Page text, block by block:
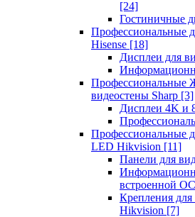
[24]
Гостиничные
Профессиональные
Hisense [18]
Дисплеи для
Профессиональные
видеостены Sharp [3]
Дисплеи 4K и
Профессиональные
LED Hikvision [11]
Панели для
встроенной
Крепления для
Hikvision [7]